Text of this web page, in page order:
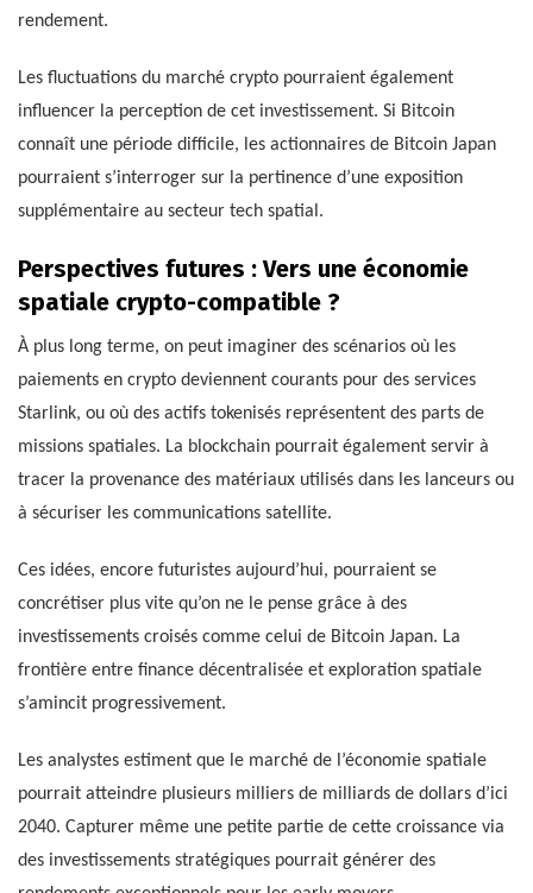
rendement.
Les fluctuations du marché crypto pourraient également
influencer la perception de cet investissement. Si Bitcoin
connaît une période difficile, les actionnaires de Bitcoin Japan
pourraient s’interroger sur la pertinence d’une exposition
supplémentaire au secteur tech spatial.
Perspectives futures : Vers une économie
spatiale crypto-compatible ?
À plus long terme, on peut imaginer des scénarios où les
paiements en crypto deviennent courants pour des services
Starlink, ou où des actifs tokenisés représentent des parts de
missions spatiales. La blockchain pourrait également servir à
tracer la provenance des matériaux utilisés dans les lanceurs ou
à sécuriser les communications satellite.
Ces idées, encore futuristes aujourd’hui, pourraient se
concrétiser plus vite qu’on ne le pense grâce à des
investissements croisés comme celui de Bitcoin Japan. La
frontière entre finance décentralisée et exploration spatiale
s’amincit progressivement.
Les analystes estiment que le marché de l’économie spatiale
pourrait atteindre plusieurs milliers de milliards de dollars d’ici
2040. Capturer même une petite partie de cette croissance via
des investissements stratégiques pourrait générer des